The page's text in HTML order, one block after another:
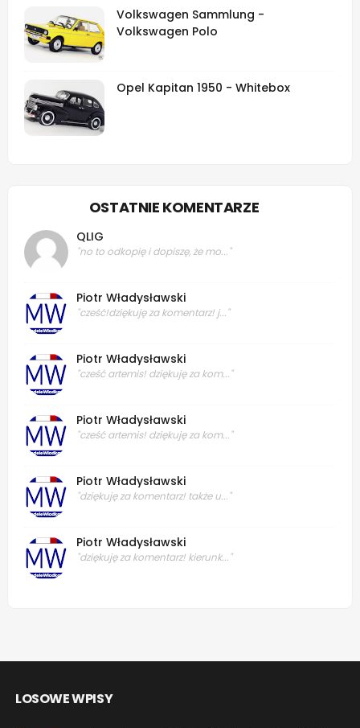
Volkswagen Sammlung -
Volkswagen Polo
Opel Kapitan 1950 - Whitebox
OSTATNIE KOMENTARZE
QLIG
"no to odkopię i dopiszę, że mo..."
Piotr Władysławski
"cześć!dziękuję za komentarz! j..."
Piotr Władysławski
"cześć artemis! dziękuję za kom..."
Piotr Władysławski
"cześć artemis! dziękuję za kom..."
Piotr Władysławski
"dziękuję za komentarz! także u..."
Piotr Władysławski
"dziękuję za komentarz! kierunk..."
LOSOWE WPISY